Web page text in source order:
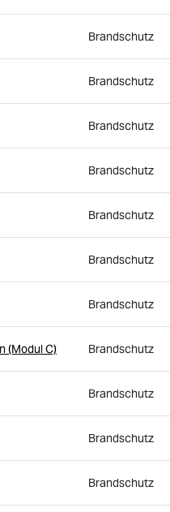
Brandschutz
Brandschutz
Brandschutz
Brandschutz
Brandschutz
Brandschutz
Brandschutz
(Modul C) Brandschutz
Brandschutz
Brandschutz
Brandschutz